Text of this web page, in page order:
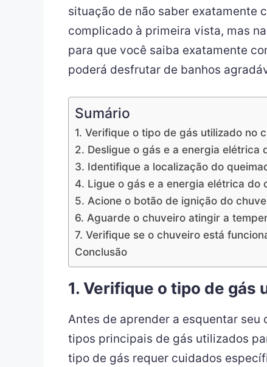
situação de não saber exatamente
complicado à primeira vista, mas
para que você saiba exatamente
poderá desfrutar de banhos
Sumário
1. Verifique o tipo de gás utilizado no
2. Desligue o gás e a energia elétrica
3. Identifique a localização do
4. Ligue o gás e a energia elétrica do
5. Acione o botão de ignição do
6. Aguarde o chuveiro atingir a
7. Verifique se o chuveiro está
Conclusão
1. Verifique o tipo de gás
Antes de aprender a esquentar
tipos principais de gás utilizados
tipo de gás requer cuidados